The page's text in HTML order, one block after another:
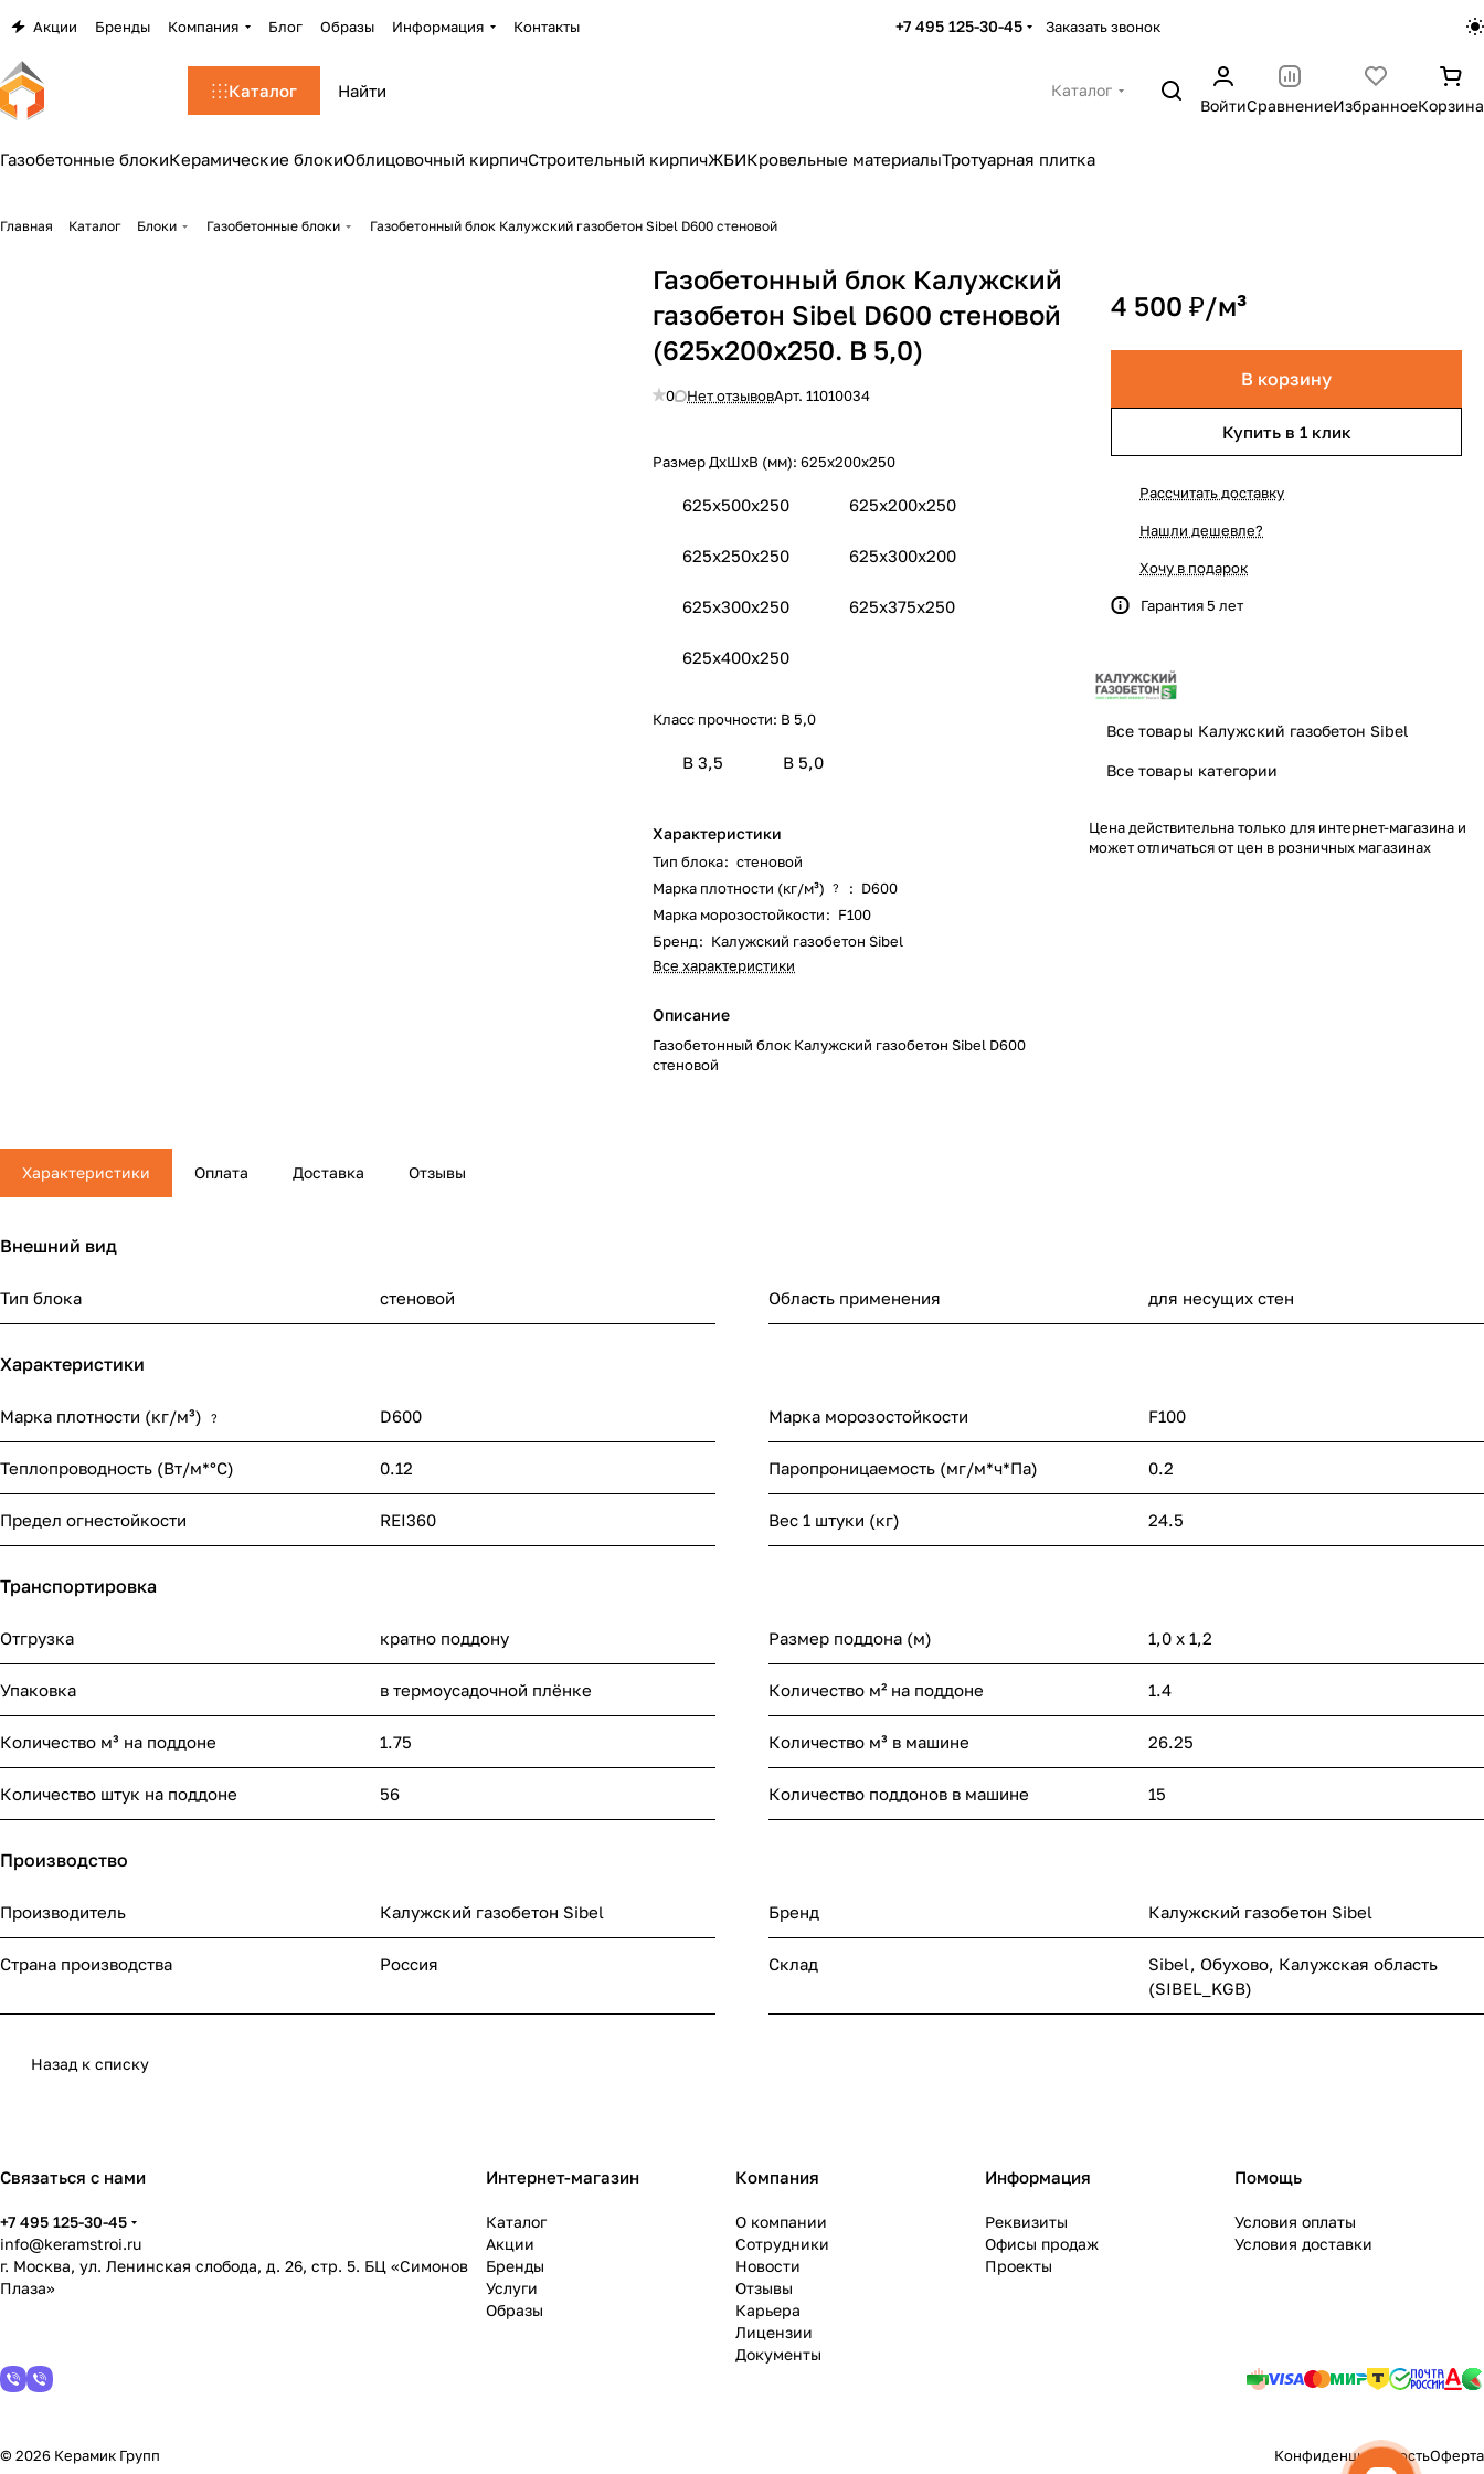
Акции Бренды Компания Блог Образы Информация Контакты +7 495 125-30-45 Заказать звонок
Каталог
Каталог
ВойтиСравнениеИзбранноеКорзина
Газобетонные блокиКерамические блокиОблицовочный кирпичСтроительный кирпичЖБИКровельные материалыТротуарная плитка
Главная Каталог Блоки Газобетонные блоки Газобетонный блок Калужский газобетон Sibel D600 стеновой
Газобетонный блок Калужский
газобетон Sibel D600 стеновой
(625x200x250. B 5,0)
0 Нет отзывовАрт.11010034
Размер ДхШхВ (мм):625x200x250
625x500x250 625x200x250
625x250x250 625x300х200
625x300x250 625x375x250
625x400x250
Класс прочности: B 5,0
B 3,5 B 5,0
Характеристики
Тип блока: стеновой
Марка плотности (кг/м³)
? : D600
Марка морозостойкости: F100
Бренд: Калужский газобетон Sibel
Все характеристики
Описание
Газобетонный блок Калужский газобетон Sibel D600
стеновой
4 500 ₽/м³
В корзину
Купить в 1 клик
Рассчитать доставку
Нашли дешевле?
Хочу в подарок
Гарантия 5 лет
Все товары Калужский газобетон Sibel
Все товары категории
Цена действительна только для интернет-магазина и
может отличаться от цен в розничных магазинах
Характеристики Оплата Доставка Отзывы
Внешний вид
Тип блока стеновой Область применения для несущих стен
Характеристики
Марка плотности (кг/м³) ? D600 Марка морозостойкости F100
Теплопроводность (Вт/м*°С) 0.12 Паропроницаемость (мг/м*ч*Па) 0.2
Предел огнестойкости REI360 Вес 1 штуки (кг) 24.5
Транспортировка
Отгрузка кратно поддону Размер поддона (м) 1,0 х 1,2
Упаковка в термоусадочной плёнке Количество м² на поддоне 1.4
Количество м³ на поддоне 1.75 Количество м³ в машине 26.25
Количество штук на поддоне 56 Количество поддонов в машине 15
Производство
Производитель Калужский газобетон Sibel Бренд Калужский газобетон Sibel
Страна производства Россия Склад
Sibel, Обухово, Калужская область
(SIBEL_KGB)
Назад к списку
Связаться с нами
+7 495 125-30-45
info@keramstroi.ru
г. Москва, ул. Ленинская слобода, д. 26, стр. 5. БЦ «Симонов
Плаза»
Интернет-магазин
Каталог
Акции
Бренды
Услуги
Образы
Компания
О компании
Сотрудники
Новости
Отзывы
Карьера
Лицензии
Документы
Информация
Реквизиты
Офисы продаж
Проекты
Помощь
Условия оплаты
Условия доставки
© 2026 Керамик Групп КонфиденциальностьОферта